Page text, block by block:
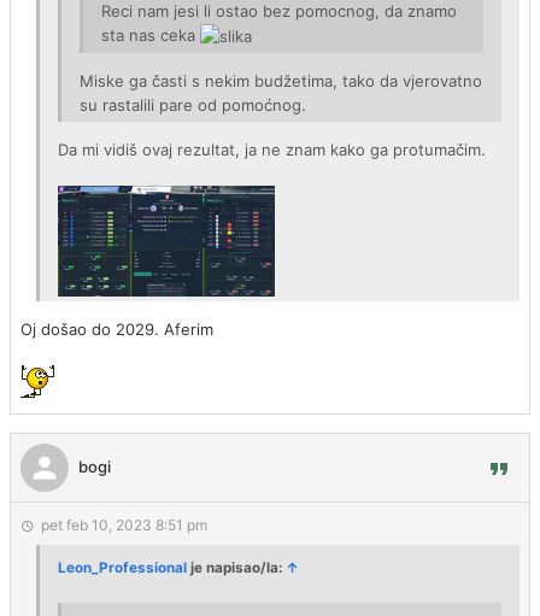
Reci nam jesi li ostao bez pomocnog, da znamo
sta nas ceka
Miske ga časti s nekim budžetima, tako da vjerovatno
su rastalili pare od pomoćnog.
Da mi vidiš ovaj rezultat, ja ne znam kako ga protumačim.
Oj došao do 2029. Aferim
bogi
pet feb 10, 2023 8:51 pm
Leon_Professional je napisao/la: ↑